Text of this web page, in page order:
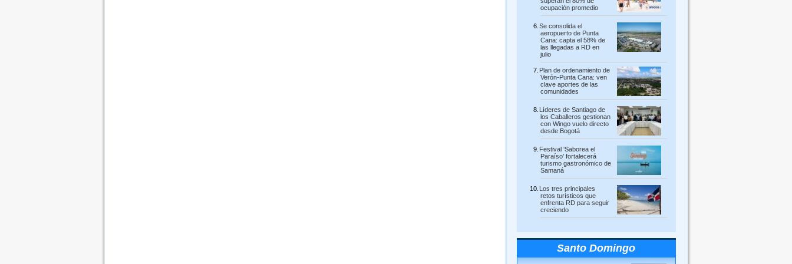
ocupación promedio
Se consolida el
aeropuerto de Punta
Cana: capta el 58% de
las llegadas a RD en
julio
Plan de ordenamiento de
Verón-Punta Cana: ven
clave aportes de las
comunidades
Líderes de Santiago de
los Caballeros gestionan
con Wingo vuelo directo
desde Bogotá
Festival ‘Saborea el
Paraíso’ fortalecerá
turismo gastronómico de
Samaná
Los tres principales
retos turísticos que
enfrenta RD para seguir
creciendo
Santo Domingo